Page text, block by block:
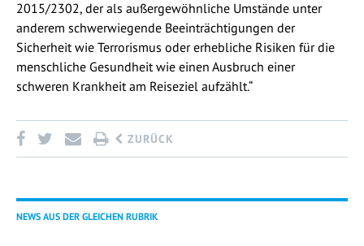
2015/2302, der als außergewöhnliche Umstände unter
anderem schwerwiegende Beeinträchtigungen der
Sicherheit wie Terrorismus oder erhebliche Risiken für die
menschliche Gesundheit wie einen Ausbruch einer
schweren Krankheit am Reiseziel aufzählt.“
ZURÜCK
NEWS AUS DER GLEICHEN RUBRIK